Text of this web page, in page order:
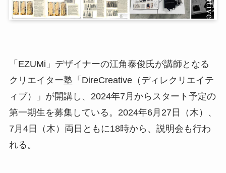
「EZUMi」デザイナーの江角泰俊氏が講師となる
クリエイター塾「DireCreative（ディレクリエイテ
ィブ）」が開講し、2024年7月からスタート予定の
第一期生を募集している。2024年6月27日（木）、
7月4日（木）両日ともに18時から、説明会も行わ
れる。